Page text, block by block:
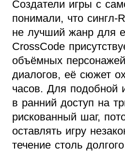
Создатели игры с
понимали, что
не лучший жанр для
CrossCode
объёмных
диалогов, её сюжет
часов. Для подобной
в ранний доступ на
рискованный шаг,
оставлять игру
течение столь